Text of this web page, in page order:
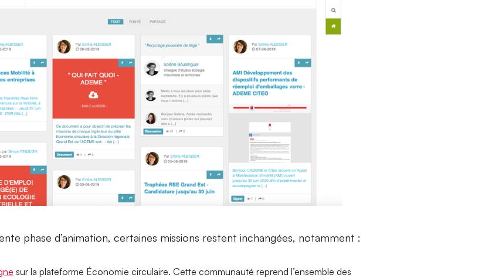
phase d’animation, certaines missions restent inchangées, notamment :
sur la plateforme Économie circulaire. Cette communauté reprend l’ensemble des